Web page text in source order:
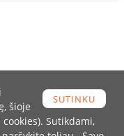
SUTINKU
šioje
Sutikdami,